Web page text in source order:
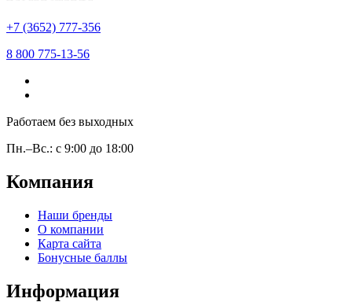
+7 (3652) 777-356
8 800 775-13-56
Работаем без выходных
Пн.–Вс.: с 9:00 до 18:00
Компания
Наши бренды
О компании
Карта сайта
Бонусные баллы
Информация